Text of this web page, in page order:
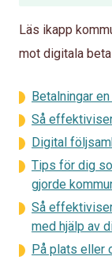
Läs ikapp
mot digitala
Betalningar
Så
Digital
Tips för dig
gjorde
Så
med hjälp av
På plats eller